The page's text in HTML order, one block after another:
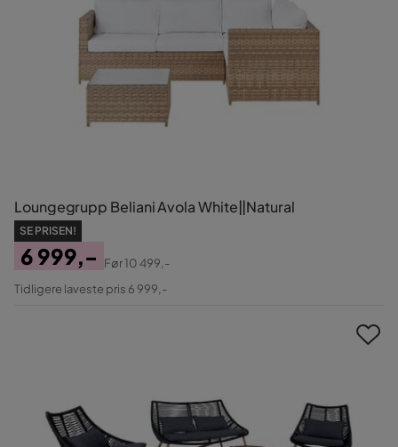
Loungegrupp Beliani Avola White||Natural
SE PRISEN!
Pris
6 999,-
Original
Før10 499,-
Tidligere laveste pris 6 999,-